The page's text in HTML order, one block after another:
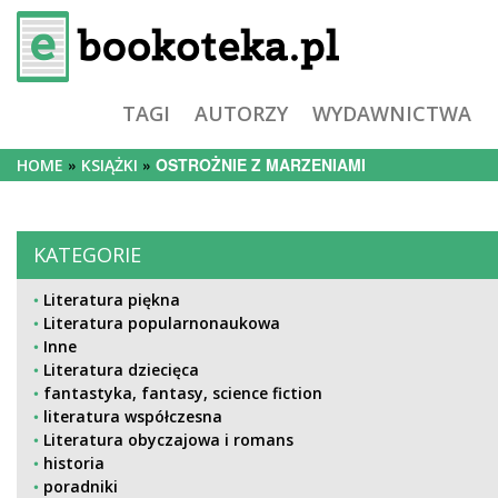
TAGI AUTORZY WYDAWNICTWA
HOME KSIĄŻKI OSTROŻNIE Z MARZENIAMI
KATEGORIE
Literatura piękna
Literatura popularnonaukowa
Inne
Literatura dziecięca
fantastyka, fantasy, science fiction
literatura współczesna
Literatura obyczajowa i romans
historia
poradniki